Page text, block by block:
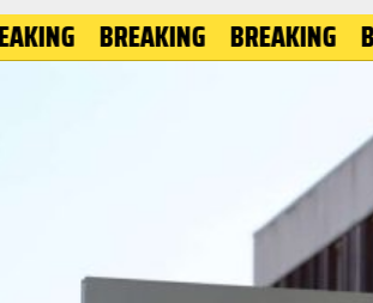
BREAKING BREAKING